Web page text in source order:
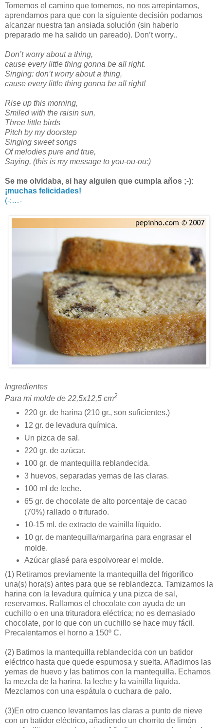
Tomemos el camino que tomemos, no nos arrepintamos,
aprendamos para que con la siguiente decisión podamos
alcanzar nuestra tan ansiada solución (sin haberlo
preparado me ha salido un pareado). Don’t worry..
Don’t worry about a thing,
cause every little thing gonna be all right.
Singing: don’t worry about a thing,
cause every little thing gonna be all right!
Rise up this morning,
Smiled with the raisin sun,
Three little birds
Pitch by my doorstep
Singing sweet songs
Of melodies pure and true,
Saying, (this is my message to you-ou-ou:)
Se me olvidaba, si hay alguien que cumpla años ;-):
¡muchas felicidades!
(-;…-
Ingredientes
Para mi molde de 22,5x12,5 cm2
220 gr. de harina (210 gr., son suficientes.)
12 gr. de levadura química.
Un pizca de sal.
220 gr. de azúcar.
100 gr. de mantequilla reblandecida.
3 huevos, separadas yemas de las claras.
100 ml de leche.
65 gr. de chocolate de alto porcentaje de cacao
(70%) rallado o triturado.
10-15 ml. de extracto de vainilla líquido.
10 gr. de mantequilla/margarina para engrasar el
molde.
Azúcar glasé para espolvorear el molde.
(1) Retiramos previamente la mantequilla del frigorífico
una(s) hora(s) antes para que se reblandezca. Tamizamos la
harina con la levadura química y una pizca de sal,
reservamos. Rallamos el chocolate con ayuda de un
cuchillo o en una trituradora eléctrica; no es demasiado
chocolate, por lo que con un cuchillo se hace muy fácil.
Precalentamos el horno a 150º C.
(2) Batimos la mantequilla reblandecida con un batidor
eléctrico hasta que quede espumosa y suelta. Añadimos las
yemas de huevo y las batimos con la mantequilla. Echamos
la mezcla de la harina, la leche y la vainilla líquida.
Mezclamos con una espátula o cuchara de palo.
(3)En otro cuenco levantamos las claras a punto de nieve
con un batidor eléctrico, añadiendo un chorrito de limón